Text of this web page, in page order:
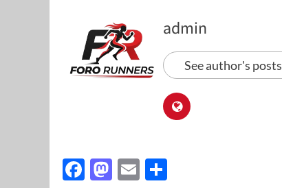
admin
See author's posts
Facebook
Mastodon
Email